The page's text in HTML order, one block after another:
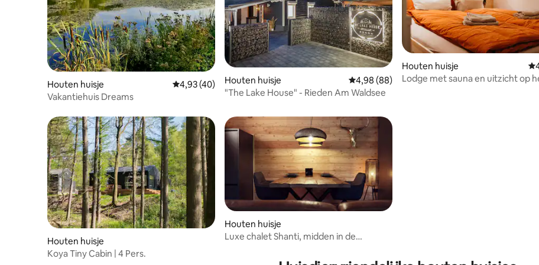
Houten huisje Gemiddelde beoordeling van 4,93 op 5, 40 recensies
4,93 (40)
Vakantiehuis Dreams
Houten huisje Gemiddelde beoordeling van 4,98 op 5, 88
4,98 (88)
"The Lake House" - Rieden Am Waldsee
Houten huisje
Lodge met sauna en uitzicht op
Houten huisje
Koya Tiny Cabin | 4 Pers.
Houten huisje
Luxe chalet Shanti, midden in de